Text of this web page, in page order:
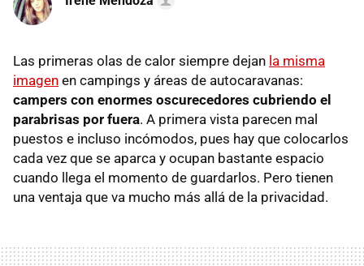
Las primeras olas de calor siempre dejan la misma
imagen en campings y áreas de autocaravanas:
campers con enormes oscurecedores cubriendo el
parabrisas por fuera. A primera vista parecen mal
puestos e incluso incómodos, pues hay que colocarlos
cada vez que se aparca y ocupan bastante espacio
cuando llega el momento de guardarlos. Pero tienen
una ventaja que va mucho más allá de la privacidad.